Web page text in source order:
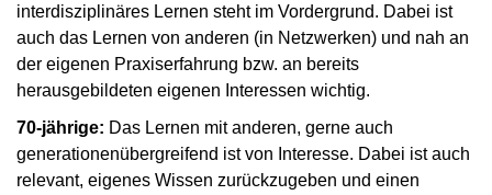
interdisziplinäres Lernen steht im Vordergrund. Dabei ist
auch das Lernen von anderen (in Netzwerken) und nah an
der eigenen Praxiserfahrung bzw. an bereits
herausgebildeten eigenen Interessen wichtig.
70-jährige: Das Lernen mit anderen, gerne auch
generationenübergreifend ist von Interesse. Dabei ist auch
relevant, eigenes Wissen zurückzugeben und einen